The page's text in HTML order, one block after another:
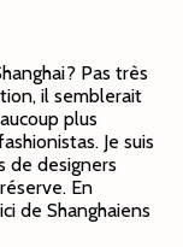
Pas très
il semblerait
plus
Je suis
de designers
En
de Shanghaiens